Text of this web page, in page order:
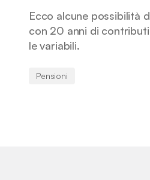
Ecco alcune possibilità
con 20 anni di
le variabili.
Pensioni